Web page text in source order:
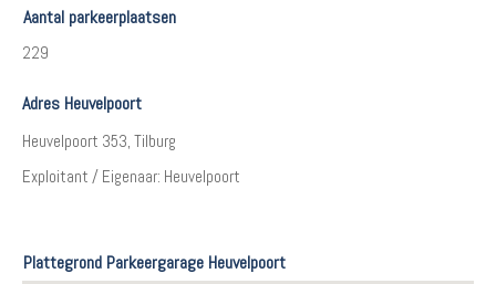
Aantal parkeerplaatsen
229
Adres Heuvelpoort
Heuvelpoort 353, Tilburg
Exploitant / Eigenaar: Heuvelpoort
Plattegrond Parkeergarage Heuvelpoort